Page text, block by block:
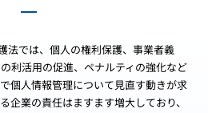
法では、個人の権利保護、事業者義
利活用の促進、ペナルティの強化など
個人情報管理について見直す動きが求
企業の責任はますます増大しており、